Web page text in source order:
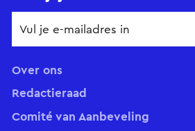
Over ons
Redactieraad
Comité van Aanbeveling